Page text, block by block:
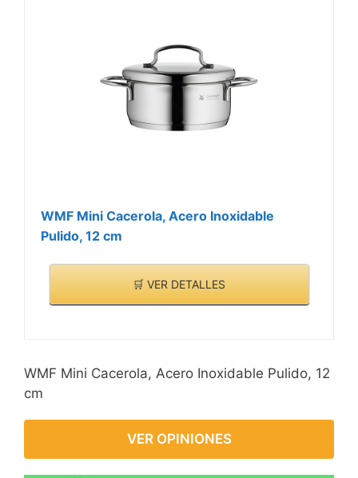
WMF Mini Cacerola, Acero Inoxidable
Pulido, 12 cm
🛒 VER DETALLES
WMF Mini Cacerola, Acero Inoxidable Pulido, 12
cm
VER OPINIONES